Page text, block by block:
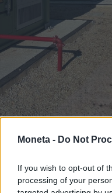
Moneta - Do Not
If you wish to opt-out of
processing of your
TENDENZE E
L'accumulo
il progetto Enel